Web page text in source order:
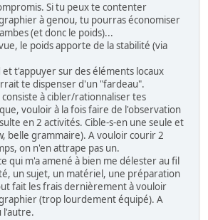
Si tu peux te contenter
à genou, tu pourras économiser
(et donc le poids)...
le poids apporte de la stabilité (via
t'appuyer sur des éléments locaux
te dispenser d'un "fardeau".
à cibler/rationnaliser tes
vouloir à la fois faire de l'observation
en 2 activités. Cible-s-en une seule et
belle grammaire). A vouloir courir 2
on n'en attrape pas un.
qui m'a amené à bien me délester au fil
un sujet, un matériel, une préparation
fait les frais dernièrement à vouloir
(trop lourdement équipé). A
l'autre.